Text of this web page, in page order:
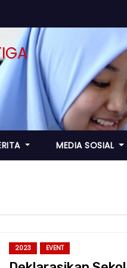
MEDIA SOSIAL
2023 EVENT